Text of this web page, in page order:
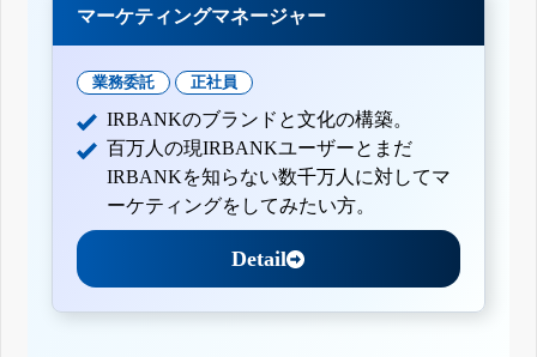
マーケティングマネージャー
業務委託 正社員
IRBANKのブランドと文化の構築。
百万人の現IRBANKユーザーとまだ
IRBANKを知らない数千万人に対してマ
ーケティングをしてみたい方。
Detail